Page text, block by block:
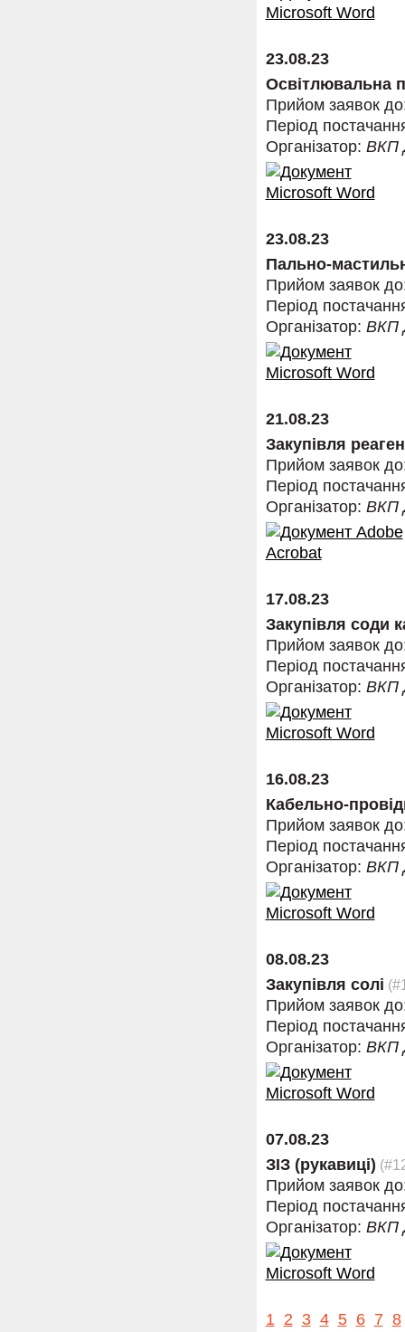
23.08.23
Освітлювальна
Прийом заявок
Період
Організатор: ВКП
23.08.23
Пально-
Прийом заявок
Період
Організатор: ВКП
21.08.23
Закупівля
Прийом заявок
Період
Організатор: ВКП
17.08.23
Закупівля соди
Прийом заявок
Період
Організатор: ВКП
16.08.23
Кабельно-
Прийом заявок
Період
Організатор: ВКП
08.08.23
Закупівля солі
Прийом заявок
Період
Організатор: ВКП
07.08.23
ЗІЗ (рукавиці)
Прийом заявок
Період
Організатор: ВКП
1 2 3 4 5 6 7 8